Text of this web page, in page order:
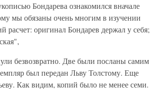
Бондарева ознакомился вначале
мы обязаны очень многим в изучении
оригинал Бондарев держал у себя;
безвозвратно. Две были посланы самим
был передан Льву Толстому. Еще
Как видим, копий было не менее семи.